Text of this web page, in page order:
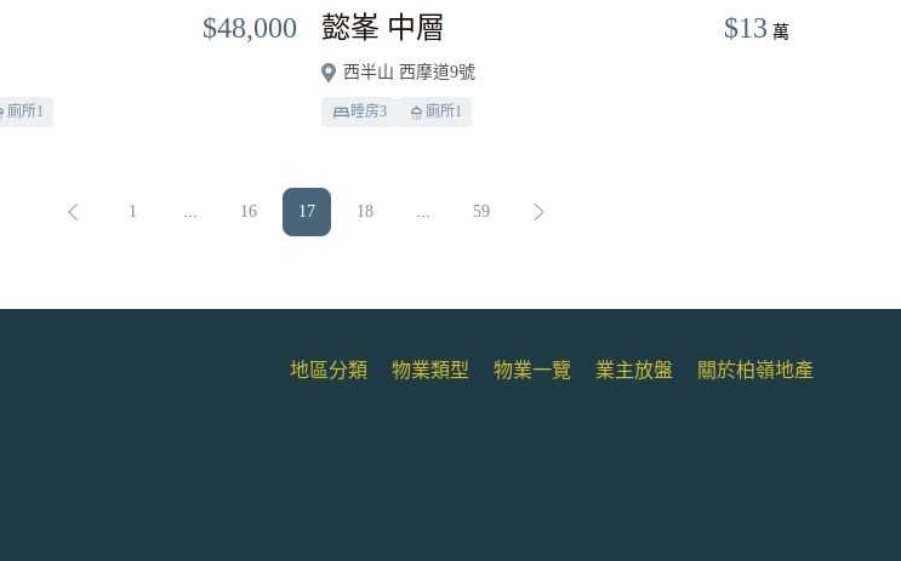
$48,000
廁所1
懿峯 中層 $13 萬
西半山 西摩道9號
睡房3 廁所1
1 ... 16 17 18 ... 59
地區分類 物業類型 物業一覽 業主放盤 關於柏嶺地產